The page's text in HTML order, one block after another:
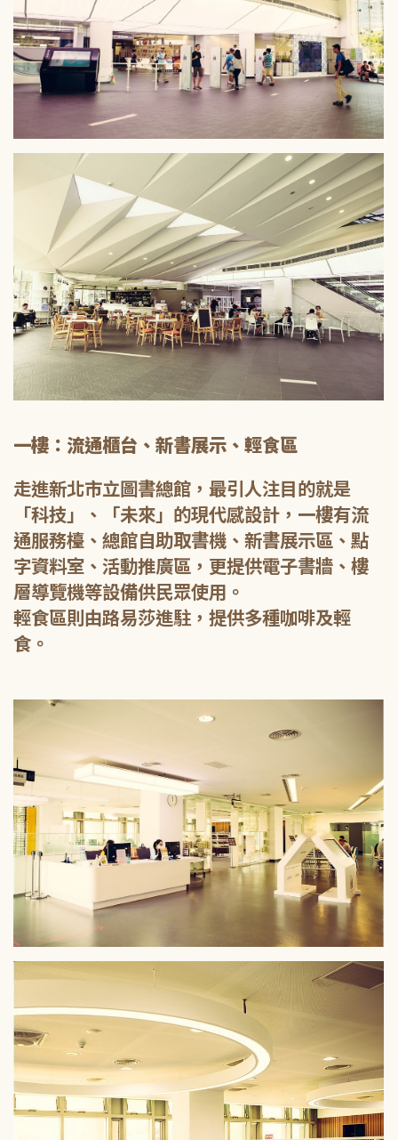
一樓：流通櫃台、新書展示、輕食區
走進新北市立圖書總館，最引人注目的就是
「科技」、「未來」的現代感設計，一樓有流
通服務檯、總館自助取書機、新書展示區、點
字資料室、活動推廣區，更提供電子書牆、樓
層導覽機等設備供民眾使用。
輕食區則由路易莎進駐，提供多種咖啡及輕
食。